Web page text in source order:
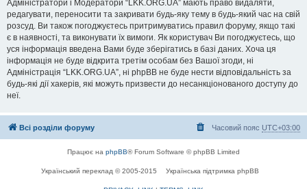
Адміністратори і Модератори “LKK.ORG.UA” мають право видаляти,
редагувати, переносити та закривати будь-яку тему в будь-який час на свій
розсуд. Ви також погоджуєтесь притримуватись правил форуму, якщо такі
є в наявності, та виконувати їх вимоги. Як користувач Ви погоджуєтесь, що
уся інформація введена Вами буде зберігатись в базі даних. Хоча ця
інформація не буде відкрита третім особам без Вашої згоди, ні
Адміністрація “LKK.ORG.UA”, ні phpBB не буде нести відповідальність за
будь-які дії хакерів, які можуть призвести до несанкціонованого доступу до
неї.
Всі розділи форуму Часовий пояс UTC+03:00
Працює на phpBB® Forum Software © phpBB Limited
Український переклад © 2005-2015 Українська підтримка phpBB